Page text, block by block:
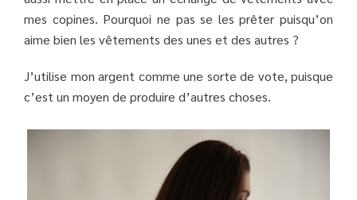
mes copines. Pourquoi ne pas se les prêter puisqu’on
aime bien les vêtements des unes et des autres ?
J’utilise mon argent comme une sorte de vote, puisque
c’est un moyen de produire d’autres choses.